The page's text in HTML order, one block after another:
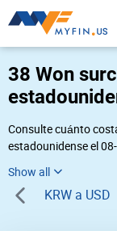
38 Won
Consulte cuánto
estadounidense el
inversa, vaya a «
KRW a USD